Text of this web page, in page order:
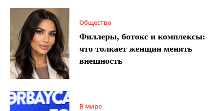
Общество
Филлеры, ботокс и комплексы:
что толкает женщин менять
внешность
В мире